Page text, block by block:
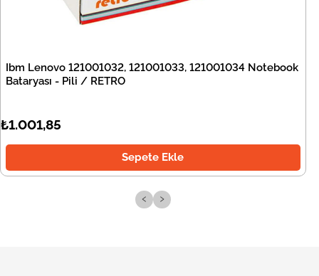
Ibm Lenovo 121001032, 121001033, 121001034 Notebook
Bataryası - Pili / RETRO
₺1.001,85
Sepete Ekle
‹ ›